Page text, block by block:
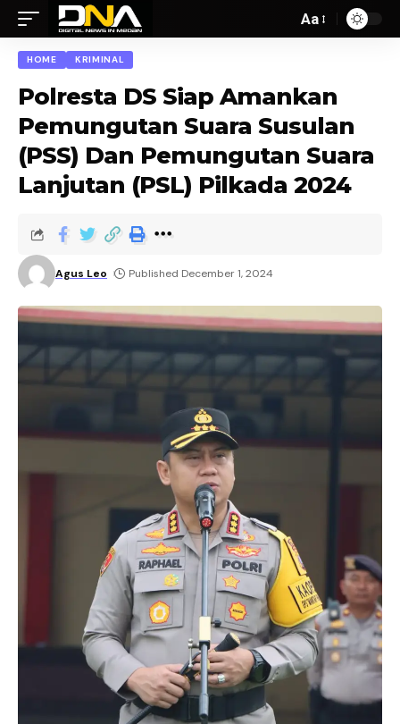
Aa
HOME KRIMINAL
Polresta DS Siap Amankan
Pemungutan Suara Susulan
(PSS) Dan Pemungutan Suara
Lanjutan (PSL) Pilkada 2024
Agus Leo Published December 1, 2024